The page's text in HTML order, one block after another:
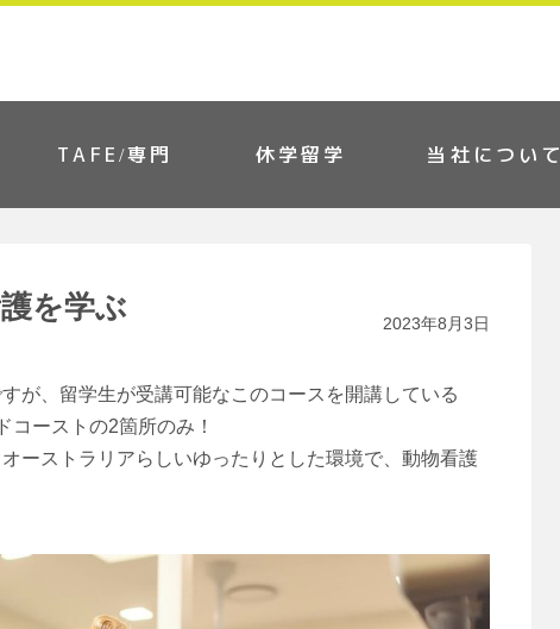
TAFE/専門 休学留学 当社について
を学ぶ 2023年8月3日
が、留学生が受講可能なこのコースを開講している
ーストの2箇所のみ！
オーストラリアらしいゆったりとした環境で、動物看護